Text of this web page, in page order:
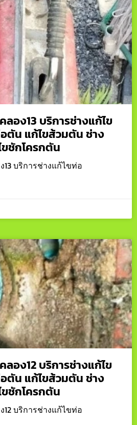
อง13 บริการช่างแก้ไข
ตัน แก้ไขส้วมตัน ช่าง
ชักโครกตัน
บริการช่างแก้ไขท่อ
อง12 บริการช่างแก้ไข
ตัน แก้ไขส้วมตัน ช่าง
ชักโครกตัน
บริการช่างแก้ไขท่อ